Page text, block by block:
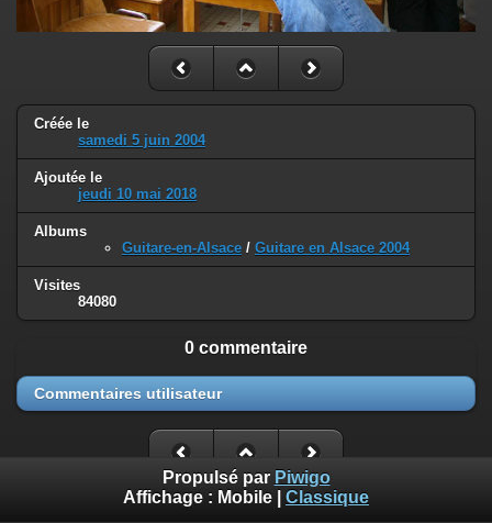
Créée le
samedi 5 juin 2004
Ajoutée le
jeudi 10 mai 2018
Albums
Guitare-en-Alsace / Guitare en Alsace 2004
Visites
84080
0 commentaire
Commentaires utilisateur
Propulsé par Piwigo
Affichage : Mobile Classique